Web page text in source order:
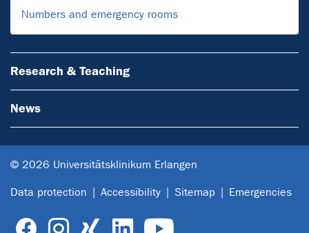
Numbers and emergency rooms
Research & Teaching
News
© 2026 Universitätsklinikum Erlangen
Data protection Accessibility Sitemap Emergencies